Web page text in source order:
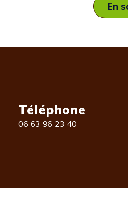
En
Téléphone
06 63 96 23 40